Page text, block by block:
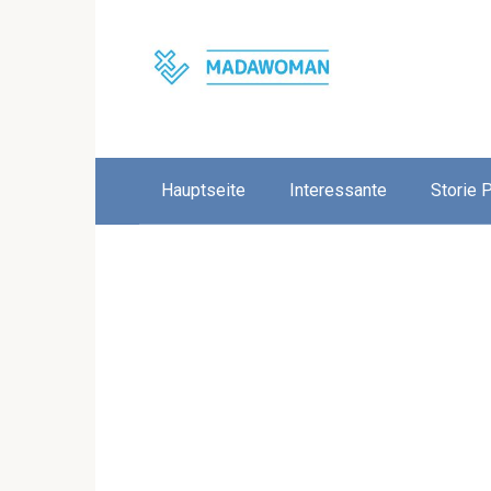
Hauptseite Interessante Storie